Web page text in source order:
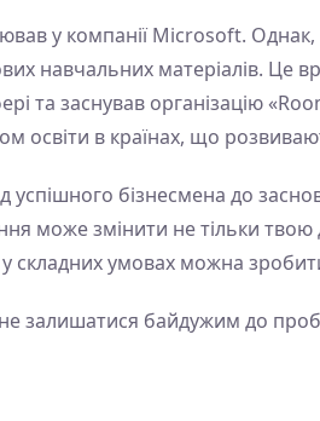
у компанії Microsoft. Однак,
навчальних матеріалів.
та заснував організацію
освіти в країнах, що
бізнесмена до
може змінити не тільки
у складних умовах можна
залишатися байдужим до